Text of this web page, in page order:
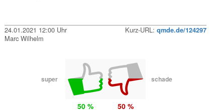
24.01.2021 12:00 Uhr Kurz-URL: qmde.de/124297
Marc Wilhelm
super schade
50 % 50 %